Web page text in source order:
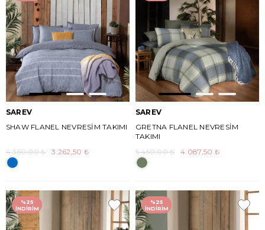
SAREV
SHAW FLANEL NEVRESİM TAKIMI
3.262,50 ₺
4.350,00 ₺
SAREV
GRETNA FLANEL NEVRESİM
TAKIMI
4.087,50 ₺
5.450,00 ₺
%25
İNDIRIM
%25
İNDIRIM